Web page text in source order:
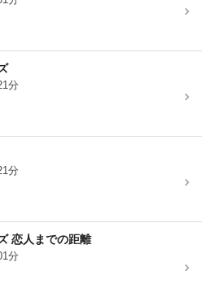
分
分
恋人までの距離
分